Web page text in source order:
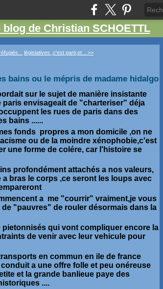
blog de Christian SCHOETTL
législatives ,c'est parti,et... >>
bains ou le mépris de madame hidalgo
sur le sujet de manière insistante
envisageait de "charteriser" déja
les rues de paris dans des
bains ......
fonds propres a mon domicile ,on ne
ou de la moindre xénophobie,c'est
une forme de colére, car l'histoire se
profondément attachés a nos valeurs,
bras le corps ,ce seront les loups avec
a me "courrir" vraiment,je vous
"pauvres" de rouler désormais dans la
qui vont compliquer encore la
de venir avec leur vehicule pour
en commun en ile de france
a une offre folle et peu onéreuse
et la grande banlieue paye des
....